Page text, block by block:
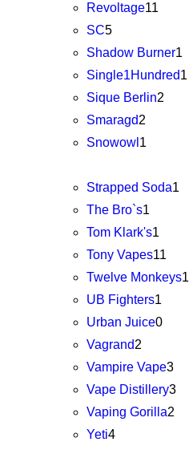
Revoltage11
SC5
Shadow Burner1
Single1Hundred1
Sique Berlin2
Smaragd2
Snowowl 1
Strapped Soda1
The Bro`s1
Tom Klark's1
Tony Vapes11
Twelve Monkeys1
UB Fighters1
Urban Juice0
Vagrand2
Vampire Vape3
Vape Distillery3
Vaping Gorilla2
Yeti4